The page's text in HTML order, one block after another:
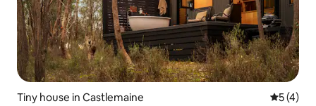
Tiny house in Castlemaine
5 (4)